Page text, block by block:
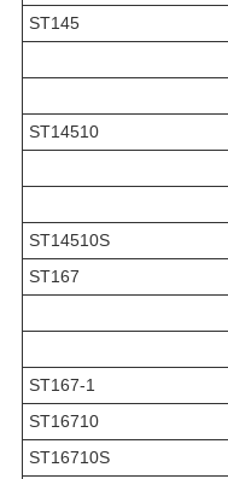
ST145
ST14510
ST14510S
ST167
ST167-1
ST16710
ST16710S